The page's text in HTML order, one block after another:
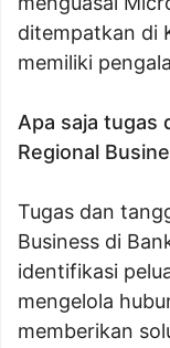
ditempatkan di
memiliki
Apa saja tugas
Regional
Tugas dan
Business di
identifikasi
mengelola
memberikan